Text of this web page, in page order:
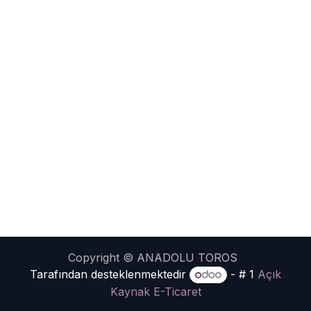
Copyright © ANADOLU TOROS
Tarafından desteklenmektedir
- # 1 Açık
Kaynak E-Ticaret